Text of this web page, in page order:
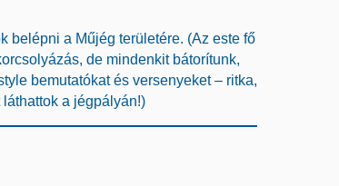
belépni a Műjég területére. (Az este fő
de mindenkit bátorítunk,
bemutatókat és versenyeket – ritka,
a jégpályán!)